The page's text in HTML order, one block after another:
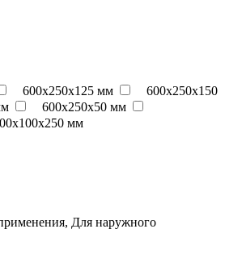
600x250x125 мм
600x250x150
600x250x50 мм
мм
Для наружного